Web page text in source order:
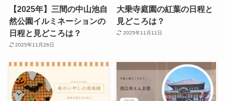
【2025年】三間の中山池自
然公園イルミネーションの
日程と見どころは？
2025年11月26日
大乗寺庭園の紅葉の日程と
見どころは？
2025年11月11日